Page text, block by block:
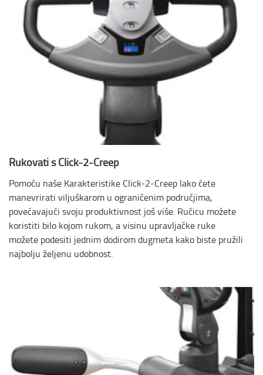
Rukovati s Click-2-Creep
Pomoću naše Karakteristike Click-2-Creep lako ćete
manevrirati viljuškarom u ograničenim područjima,
povećavajući svoju produktivnost još više. Ručicu možete
koristiti bilo kojom rukom, a visinu upravljačke ruke
možete podesiti jednim dodirom dugmeta kako biste pružili
najbolju željenu udobnost.